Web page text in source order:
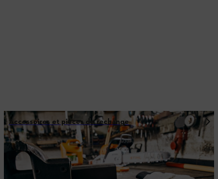
Accessoires et pièces de rechange